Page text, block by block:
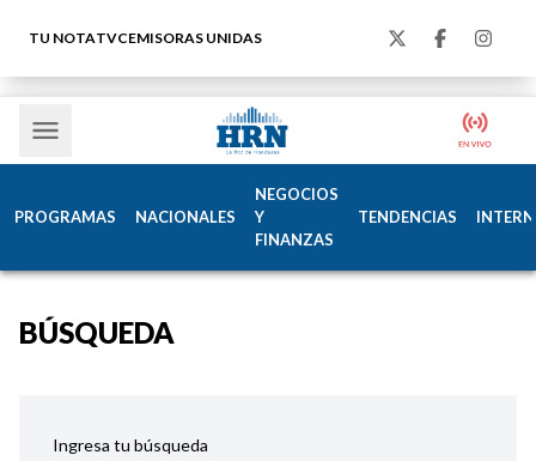
TU NOTATVCEMISORAS UNIDAS
PROGRAMAS NACIONALES
NEGOCIOS
Y
FINANZAS
TENDENCIAS
BÚSQUEDA
Ingresa tu búsqueda